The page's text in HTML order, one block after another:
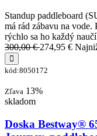
Standup paddleboard
má rád zábavu na vode.
rýchlo sa ho každý
300,00 €274,95 €
kód:8050172
Zľava 13%
skladom
Doska Bestway®